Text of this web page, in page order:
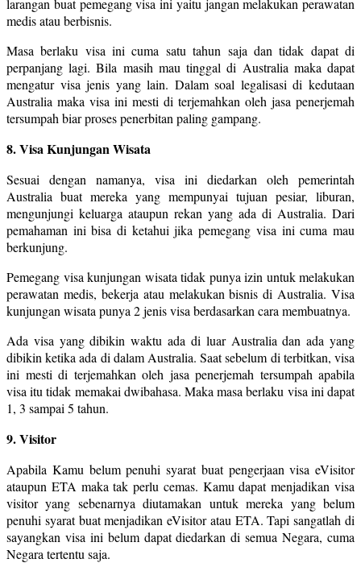
larangan buat pemegang visa ini yaitu jangan melakukan perawatan
medis atau berbisnis.
Masa berlaku visa ini cuma satu tahun saja dan tidak dapat di
perpanjang lagi. Bila masih mau tinggal di Australia maka dapat
mengatur visa jenis yang lain. Dalam soal legalisasi di kedutaan
Australia maka visa ini mesti di terjemahkan oleh jasa penerjemah
tersumpah biar proses penerbitan paling gampang.
8. Visa Kunjungan Wisata
Sesuai dengan namanya, visa ini diedarkan oleh pemerintah
Australia buat mereka yang mempunyai tujuan pesiar, liburan,
mengunjungi keluarga ataupun rekan yang ada di Australia. Dari
pemahaman ini bisa di ketahui jika pemegang visa ini cuma mau
berkunjung.
Pemegang visa kunjungan wisata tidak punya izin untuk melakukan
perawatan medis, bekerja atau melakukan bisnis di Australia. Visa
kunjungan wisata punya 2 jenis visa berdasarkan cara membuatnya.
Ada visa yang dibikin waktu ada di luar Australia dan ada yang
dibikin ketika ada di dalam Australia. Saat sebelum di terbitkan, visa
ini mesti di terjemahkan oleh jasa penerjemah tersumpah apabila
visa itu tidak memakai dwibahasa. Maka masa berlaku visa ini dapat
1, 3 sampai 5 tahun.
9. Visitor
Apabila Kamu belum penuhi syarat buat pengerjaan visa eVisitor
ataupun ETA maka tak perlu cemas. Kamu dapat menjadikan visa
visitor yang sebenarnya diutamakan untuk mereka yang belum
penuhi syarat buat menjadikan eVisitor atau ETA. Tapi sangatlah di
sayangkan visa ini belum dapat diedarkan di semua Negara, cuma
Negara tertentu saja.